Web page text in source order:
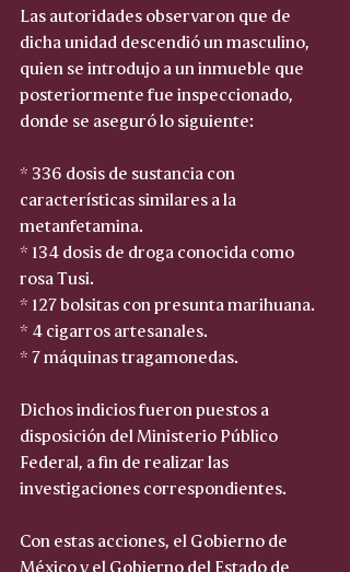
Las autoridades observaron que de
dicha unidad descendió un masculino,
quien se introdujo a un inmueble que
posteriormente fue inspeccionado,
donde se aseguró lo siguiente:
* 336 dosis de sustancia con
características similares a la
metanfetamina.
* 134 dosis de droga conocida como
rosa Tusi.
* 127 bolsitas con presunta marihuana.
* 4 cigarros artesanales.
* 7 máquinas tragamonedas.
Dichos indicios fueron puestos a
disposición del Ministerio Público
Federal, a fin de realizar las
investigaciones correspondientes.
Con estas acciones, el Gobierno de
México y el Gobierno del Estado de